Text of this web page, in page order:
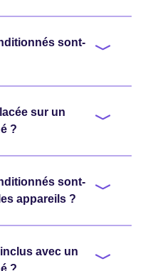
sont-
sur un
?
sont-
appareils ?
avec un